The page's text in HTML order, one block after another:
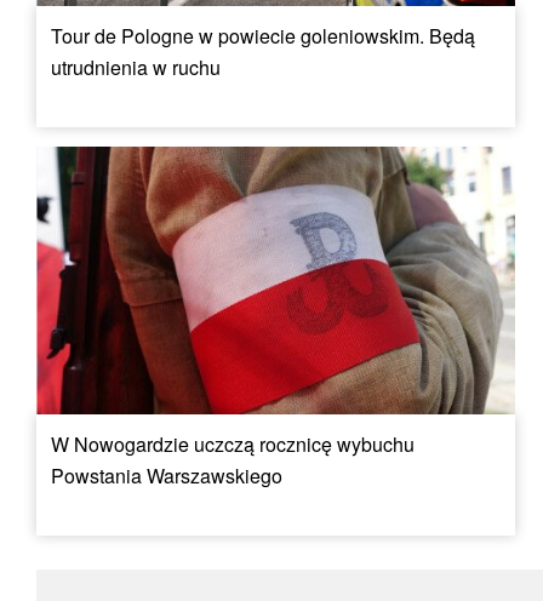
Tour de Pologne w powiecie goleniowskim. Będą
utrudnienia w ruchu
W Nowogardzie uczczą rocznicę wybuchu
Powstania Warszawskiego